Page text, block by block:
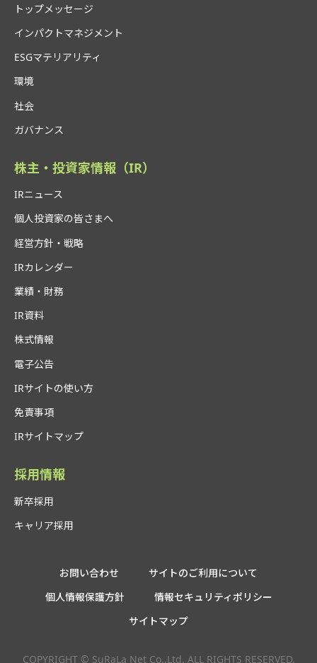
トップメッセージ
インパクトマネジメント
ESGマテリアリティ
環境
社会
ガバナンス
株主・投資家情報（IR）
IRニュース
個人投資家の皆さまへ
経営方針・戦略
IRカレンダー
業績・財務
IR資料
株式情報
電子公告
IRサイトの使い方
免責事項
IRサイトマップ
採用情報
新卒採用
キャリア採用
お問い合わせ
サイトのご利用について
個人情報保護方針
情報セキュリティポリシー
サイトマップ
COPYRIGHT © SuRaLa Net Co.,Ltd. ALL RIGHTS RESERVED.